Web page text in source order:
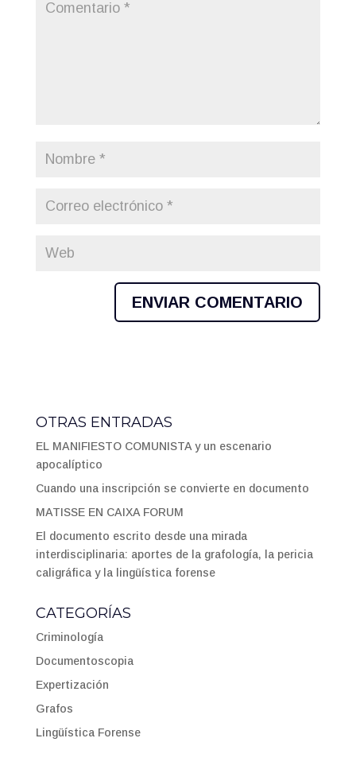
OTRAS ENTRADAS
EL MANIFIESTO COMUNISTA y un escenario
apocalíptico
Cuando una inscripción se convierte en documento
MATISSE EN CAIXA FORUM
El documento escrito desde una mirada
interdisciplinaria: aportes de la grafología, la pericia
caligráfica y la lingüística forense
CATEGORÍAS
Criminología
Documentoscopia
Expertización
Grafos
Lingüística Forense